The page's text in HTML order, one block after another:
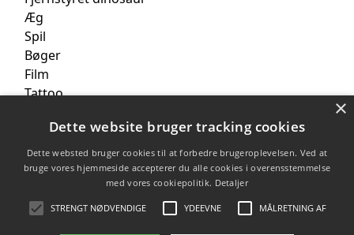
Æg
Spil
Bøger
Film
Tattoo
Perleplader
Tekstil
Børneværelset
Tilbud
×
Dette website bruger tracking cookies
Dette websted bruger cookies til at forbedre brugeroplevelsen. Ved at
bruge vores hjemmeside accepterer du alle cookies i overensstemmelse
med vores cookiepolitik. Detaljer
STRENGT NØDVENDIGE YDEEVNE MÅLRETNING AF